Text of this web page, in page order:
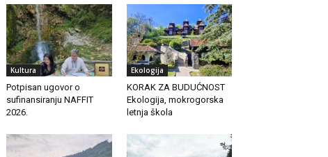
Kultura
Potpisan ugovor o
sufinansiranju NAFFIT
2026.
Ekologija
KORAK ZA BUDUĆNOST
Ekologija, mokrogorska
letnja škola